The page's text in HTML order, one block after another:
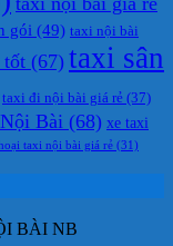
gói (49) taxi nội bài
tốt (67) taxi sân
taxi đi nội bài giá rẻ (37)
Bài (68) xe taxi
taxi nội bài giá rẻ (31)
BÀI NB